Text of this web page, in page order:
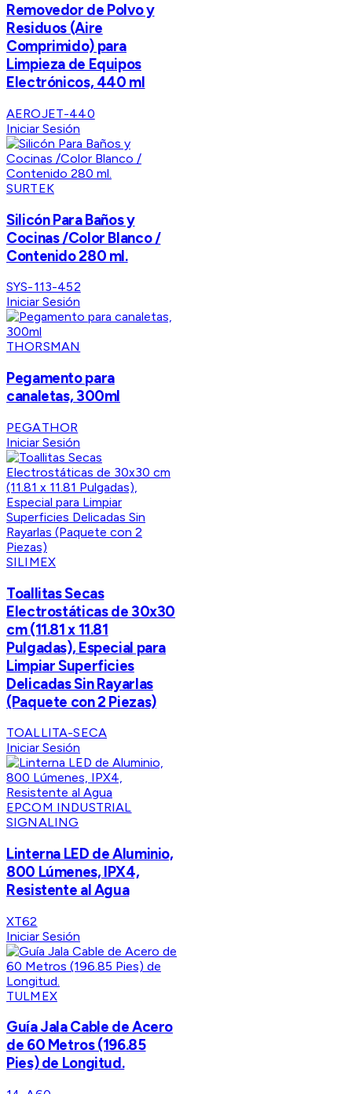
Removedor de Polvo y
Residuos (Aire
Comprimido) para
Limpieza de Equipos
Electrónicos, 440 ml
AEROJET-440
Iniciar Sesión
SURTEK
Silicón Para Baños y
Cocinas /Color Blanco /
Contenido 280 ml.
SYS-113-452
Iniciar Sesión
THORSMAN
Pegamento para
canaletas, 300ml
PEGATHOR
Iniciar Sesión
SILIMEX
Toallitas Secas
Electrostáticas de 30x30
cm (11.81 x 11.81
Pulgadas), Especial para
Limpiar Superficies
Delicadas Sin Rayarlas
(Paquete con 2 Piezas)
TOALLITA-SECA
Iniciar Sesión
EPCOM INDUSTRIAL
SIGNALING
Linterna LED de Aluminio,
800 Lúmenes, IPX4,
Resistente al Agua
XT62
Iniciar Sesión
TULMEX
Guía Jala Cable de Acero
de 60 Metros (196.85
Pies) de Longitud.